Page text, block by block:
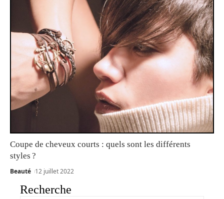
Coupe de cheveux courts : quels sont les différents
styles ?
Beauté 12 juillet 2022
Recherche